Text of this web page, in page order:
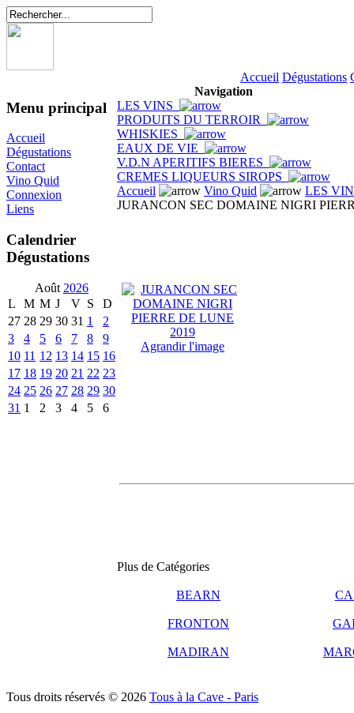
Accueil Dégustations
Menu principal
Accueil
Dégustations
Contact
Vino Quid
Connexion
Liens
Calendrier
Dégustations
Août 2026
L
M M J V S
D
27 28 29 30 31 1
2
3
4 5 6 7 8
9
10 11 12 13 14 15 16
17 18 19 20 21 22 23
24 25 26 27 28 29 30
31 1 2 3 4 5 6
Navigation
LES VINS
PRODUITS DU TERROIR
WHISKIES
EAUX DE VIE
V.D.N APERITIFS BIERES
CREMES LIQUEURS SIROPS
Accueil
Vino Quid
LES
JURANCON SEC DOMAINE NIGRI
Agrandir l'image
Plus de Catégories
BEARN
FRONTON
MADIRAN
Tous droits réservés © 2026 Tous à la Cave - Paris